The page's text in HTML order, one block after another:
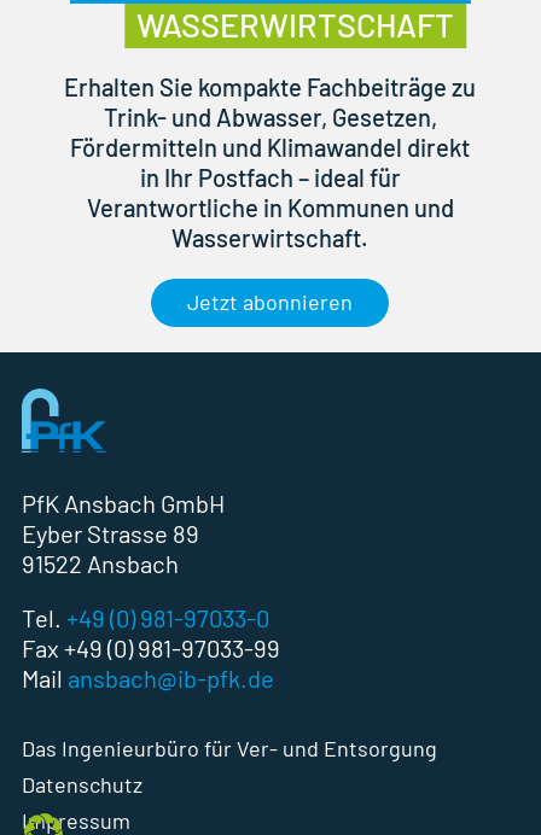
WASSERWIRTSCHAFT
Erhalten Sie kompakte Fachbeiträge zu
Trink- und Abwasser, Gesetzen,
Fördermitteln und Klimawandel direkt
in Ihr Postfach – ideal für
Verantwortliche in Kommunen und
Wasserwirtschaft.
Jetzt abonnieren
PfK Ansbach GmbH
Eyber Strasse 89
91522 Ansbach
Tel. +49 (0) 981-97033-0
Fax +49 (0) 981-97033-99
Mail ansbach@ib-pfk.de
Das Ingenieurbüro für Ver- und Entsorgung
Datenschutz
Impressum